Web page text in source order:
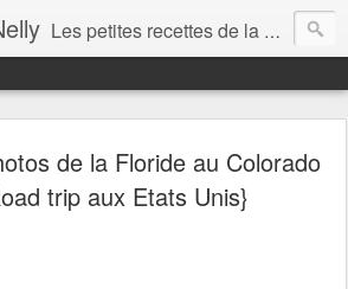
Les petites recettes de la dinette de Nelly. Des recettes simples, généreuses et gourmandes pour tous les jours c'est tout ça la dinette !
de la Floride au Colorado
trip aux Etats Unis}